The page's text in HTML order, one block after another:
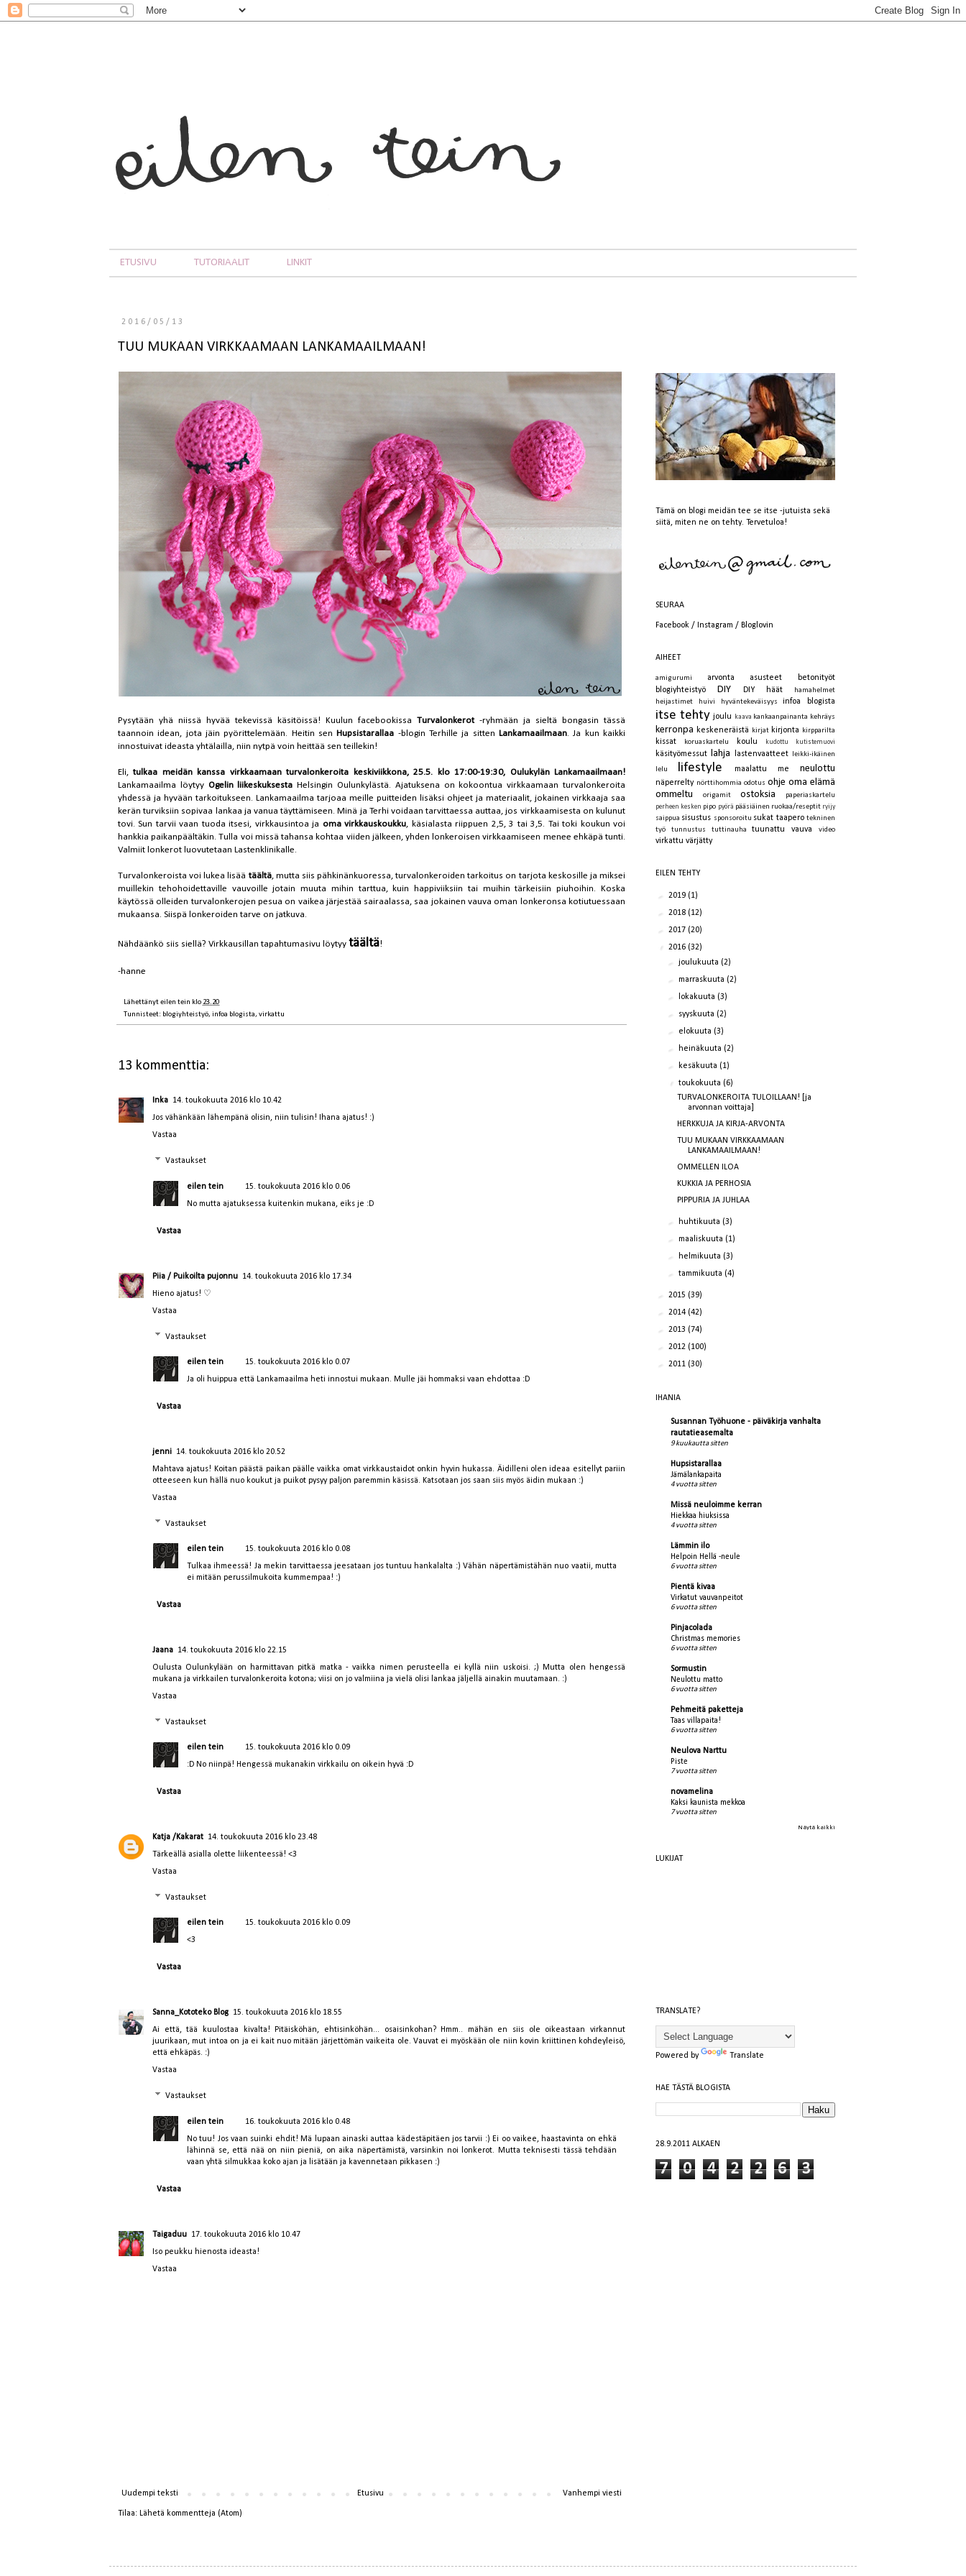
ETUSIVU TUTORIAALIT LINKIT
2016/05/13
TUU MUKAAN VIRKKAAMAAN LANKAMAAILMAAN!
Pysytään yhä niissä hyvää tekevissä käsitöissä! Kuulun facebookissa Turvalonkerot-ryhmään ja sieltä bongasin tässä
taannoin idean, jota jäin pyörittelemään. Heitin sen
Hupsistarallaa -blogin Terhille ja sitten Lankamaailmaan. Ja kun kaikki
innostuivat ideasta yhtälailla, niin nytpä voin heittää sen teillekin!
Eli,tulkaa meidän kanssa virkkaamaan turvalonkeroita keskiviikkona, 25.5. klo 17:00-19:30, Oulukylän Lankamaailmaan!
Lankamaailma löytyy Ogelinliikeskuksesta Helsingin Oulunkylästä. Ajatuksena on kokoontua virkkaamaan turvalonkeroita
yhdessä ja hyvään tarkoitukseen. Lankamaailma tarjoaa meille puitteiden lisäksi ohjeet ja materiaalit, jokainen virkkaaja saa
kerän turviksiin sopivaa lankaa ja vanua täyttämiseen. Minä ja Terhi voidaan tarvittaessa auttaa, jos virkkaamisesta on kulunut
tovi. Sun tarvii vaan tuoda itsesi, virkkausintoa ja oma virkkauskoukku, käsialasta riippuen 2,5, 3 tai 3,5. Tai toki koukun voi
hankkia paikanpäältäkin. Tulla voi missä tahansa kohtaa viiden jälkeen, yhden lonkeroisen virkkaamiseen menee ehkäpä tunti.
Valmiit lonkerot luovutetaan Lastenklinikalle.
Turvalonkeroista voi lukea lisää täältä, mutta siis pähkinänkuoressa, turvalonkeroiden tarkoitus on tarjota keskosille ja miksei
muillekin tehohoidettaville vauvoille jotain muuta mihin tarttua, kuin happiviiksiin tai muihin tärkeisiin piuhoihin. Koska
käytössä olleiden turvalonkerojen pesua on vaikea järjestää sairaalassa, saa jokainen vauva oman lonkeronsa kotiutuessaan
mukaansa. Siispä lonkeroiden tarve on jatkuva.
Nähdäänkö siis siellä? Virkkausillan tapahtumasivu löytyy täältä!
-hanne
Lähettänyteilen tein klo 23.20
Tunnisteet: blogiyhteistyö, infoa blogista, virkattu
13 kommenttia:
Inka 14. toukokuuta 2016 klo 10.42
Jos vähänkään lähempänä olisin, niin tulisin! Ihana ajatus! :)
Vastaa
Vastaukset
eilen tein
15. toukokuuta 2016 klo 0.06
No mutta ajatuksessa kuitenkin mukana, eiks je :D
Vastaa
Piia / Puikoilta pujonnu 14. toukokuuta 2016 klo 17.34
Hieno ajatus! ♡
Vastaa
Vastaukset
eilen tein
15. toukokuuta 2016 klo 0.07
Ja oli huippua että Lankamaailma heti innostui mukaan. Mulle jäi hommaksi vaan ehdottaa :D
Vastaa
jenni 14. toukokuuta 2016 klo 20.52
Mahtava ajatus! Koitan päästä paikan päälle vaikka omat virkkaustaidot onkin hyvin hukassa. Äidilleni olen ideaa esitellyt pariin
otteeseen kun hällä nuo koukut ja puikot pysyy paljon paremmin käsissä. Katsotaan jos saan siis myös äidin mukaan :)
Vastaa
Vastaukset
eilen tein
15. toukokuuta 2016 klo 0.08
Tulkaa ihmeessä! Ja mekin tarvittaessa jeesataan jos tuntuu hankalalta :) Vähän näpertämistähän nuo vaatii, mutta
ei mitään perussilmukoita kummempaa! :)
Vastaa
Jaana 14. toukokuuta 2016 klo 22.15
Oulusta Oulunkylään on harmittavan pitkä matka - vaikka nimen perusteella ei kyllä niin uskoisi. ;) Mutta olen hengessä
mukana ja virkkailen turvalonkeroita kotona; viisi on jo valmiina ja vielä olisi lankaa jäljellä ainakin muutamaan. :)
Vastaa
Vastaukset
eilen tein
15. toukokuuta 2016 klo 0.09
:D No niinpä! Hengessä mukanakin virkkailu on oikein hyvä :D
Vastaa
Katja /Kakarat 14. toukokuuta 2016 klo 23.48
Tärkeällä asialla olette liikenteessä! <3
Vastaa
Vastaukset
eilen tein
15. toukokuuta 2016 klo 0.09
<3
Vastaa
Sanna_Kototeko Blog 15. toukokuuta 2016 klo 18.55
Ai että, tää kuulostaa kivalta! Pitäisköhän, ehtisinköhän... osaisinkohan? Hmm.. mähän en siis ole oikeastaan virkannut
juurikaan, mut intoa on ja ei kait nuo mitään järjettömän vaikeita ole. Vauvat ei myöskään ole niin kovin kriittinen kohdeyleisö,
että ehkäpäs. :)
Vastaa
Vastaukset
eilen tein
16. toukokuuta 2016 klo 0.48
No tuu! Jos vaan suinki ehdit! Mä lupaan ainaski auttaa kädestäpitäen jos tarvii :) Ei oo vaikee, haastavinta on ehkä
lähinnä se, että nää on niin pieniä, on aika näpertämistä, varsinkin noi lonkerot. Mutta teknisesti tässä tehdään
vaan yhtä silmukkaa koko ajan ja lisätään ja kavennetaan pikkasen :)
Vastaa
Taigaduu 17. toukokuuta 2016 klo 10.47
Iso peukku hienosta ideasta!
Vastaa
Uudempi teksti Vanhempi viesti
Etusivu
Tilaa: Lähetä kommentteja (Atom)
Tämä on blogi meidän tee se itse -jutuista sekä
siitä, miten ne on tehty. Tervetuloa!
SEURAA
Facebook / Instagram / Bloglovin
AIHEET
amigurumi arvonta asusteet
betonityöt
blogiyhteistyö
DIY DIY häät
hamahelmet
heijastimet
huivi hyväntekeväisyys infoa blogista
itse tehty joulu kaava kankaanpainanta kehräys
kerronpa keskeneräistä kirjat kirjonta kirpparilta
kissat koruaskartelu koulu kudottu kutistemuovi
käsityömessut lahja lastenvaatteet
leikki-ikäinen
lelu
lifestyle maalattu me neulottu
näperrelty nörttihommia odotus ohje oma elämä
ommeltu
origamit ostoksia paperiaskartelu
perheen kesken pipo pyörä pääsiäinen ruokaa/reseptit ryijy
saippua sisustus sponsoroitu sukat taapero tekninen
työ
tunnustus tuttinauha tuunattu vauva video
virkattu värjätty
EILEN TEHTY
► 2019 (1)
► 2018 (12)
► 2017 (20)
▼ 2016 (32)
►joulukuuta (2)
►marraskuuta (2)
► lokakuuta (3)
► syyskuuta (2)
► elokuuta (3)
► heinäkuuta (2)
► kesäkuuta (1)
▼toukokuuta (6)
TURVALONKEROITA TULOILLAAN! [ja
arvonnan voittaja]
HERKKUJA JA KIRJA-ARVONTA
TUU MUKAAN VIRKKAAMAAN
LANKAMAAILMAAN!
OMMELLEN ILOA
KUKKIA JA PERHOSIA
PIPPURIA JA JUHLAA
► huhtikuuta (3)
►maaliskuuta (1)
► helmikuuta (3)
►tammikuuta (4)
► 2015 (39)
► 2014 (42)
► 2013 (74)
► 2012 (100)
► 2011 (30)
IHANIA
Susannan Työhuone - päiväkirja vanhalta
rautatieasemalta
9 kuukautta sitten
Hupsistarallaa
Jämälankapaita
4 vuotta sitten
Missä neuloimme kerran
Hiekkaa hiuksissa
4 vuotta sitten
Lämmin ilo
Helpoin Hellä -neule
6 vuotta sitten
Pientä kivaa
Virkatut vauvanpeitot
6 vuotta sitten
Pinjacolada
Christmas memories
6 vuotta sitten
Sormustin
Neulottu matto
6 vuotta sitten
Pehmeitä paketteja
Taas villapaita!
6 vuotta sitten
Neulova Narttu
Piste
7 vuotta sitten
novamelina
Kaksi kaunista mekkoa
7 vuotta sitten
Näytä kaikki
LUKIJAT
TRANSLATE?
Powered by Translate
HAE TÄSTÄ BLOGISTA
28.9.2011 ALKAEN
7 0 4 2 2 6 3